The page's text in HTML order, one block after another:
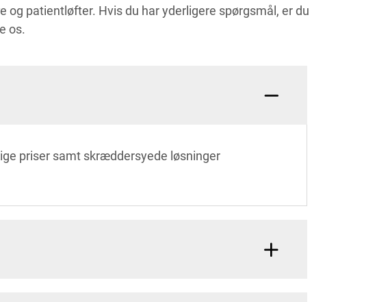
patientløfter. Hvis du har yderligere spørgsmål, er du
os.
priser samt skræddersyede løsninger